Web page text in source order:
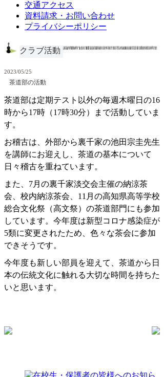
交通アクセス
資料請求・お問い合わせ
プライバシーポリシー
クラブ活動
2023/05/25
茶道部の活動
茶道部は定期テスト以外の毎週木曜日の16
時から17時（17時30分）まで活動していま
す。
お稽古は、外部から裏千家の池田宗圭先生
を講師にお迎えし、茶道の基本について
日々稽古を重ねています。
また、7月の裏千家淡交会主催の納涼茶
会、校内納涼茶会、11月の高知県高等学校
総合文化祭（高文祭）の茶道部門にも参加
しています。今年度は新型コロナ感染症が
5類に変更されたため、色々な茶会に参加
できそうです。
今年度も新しい部員を迎えて、茶道から日
本の伝統文化に触れる大切な時間を持ちた
いと思います。